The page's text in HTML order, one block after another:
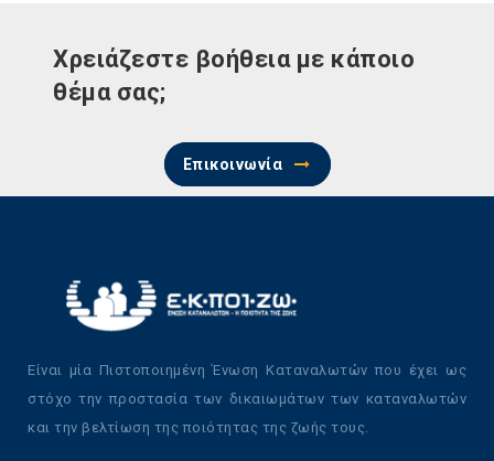
Χρειάζεστε βοήθεια με κάποιο
θέμα σας;
Επικοινωνία
Είναι μία Πιστοποιημένη Ένωση Καταναλωτών που έχει ως
στόχο την προστασία των δικαιωμάτων των καταναλωτών
και την βελτίωση της ποιότητας της ζωής τους.